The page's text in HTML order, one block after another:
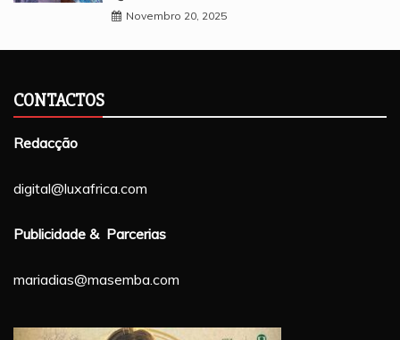
Novembro 20, 2025
CONTACTOS
Redacção
digital@luxafrica.com
Publicidade & Parcerias
mariadias@masemba.com